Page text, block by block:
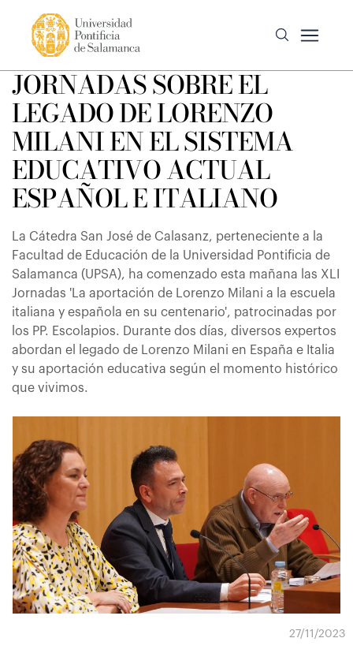
JORNADAS SOBRE EL
LEGADO DE LORENZO
MILANI EN EL SISTEMA
EDUCATIVO ACTUAL
ESPAÑOL E ITALIANO
La Cátedra San José de Calasanz, perteneciente a la
Facultad de Educación de la Universidad Pontificia de
Salamanca (UPSA), ha comenzado esta mañana las XLI
Jornadas 'La aportación de Lorenzo Milani a la escuela
italiana y española en su centenario', patrocinadas por
los PP. Escolapios. Durante dos días, diversos expertos
abordan el legado de Lorenzo Milani en España e Italia
y su aportación educativa según el momento histórico
que vivimos.
27/11/2023